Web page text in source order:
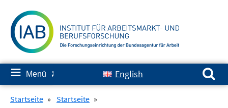
zum
Inhalt
≡ Menü ✘ English
Suchen nach:
Startseite » Startseite »